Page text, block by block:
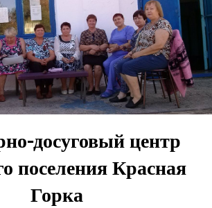
досуговый центр
поселения Красная
Горка